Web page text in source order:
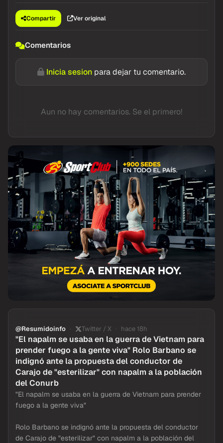
Compartir Ver original
Comentarios
Inicia sesion para dejar tu comentario.
Aun no hay comentarios. Se el primero!
@Resumidoinfo Twitter / X hace 18h
"El napalm se usaba en la guerra de Vietnam para
prender fuego a la gente viva" Rolo Barbano se
indignó ante la propuesta del conductor de
Carajo de "esterilizar" con napalm a la población
del Conurb
"El napalm se usaba en la guerra de Vietnam para prender
fuego a la gente viva"
Rolo Barbano se indignó ante la propuesta del conductor
de Carajo de "esterilizar" con napalm a la población del